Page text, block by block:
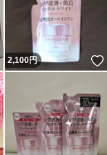
いいね！
2,100円